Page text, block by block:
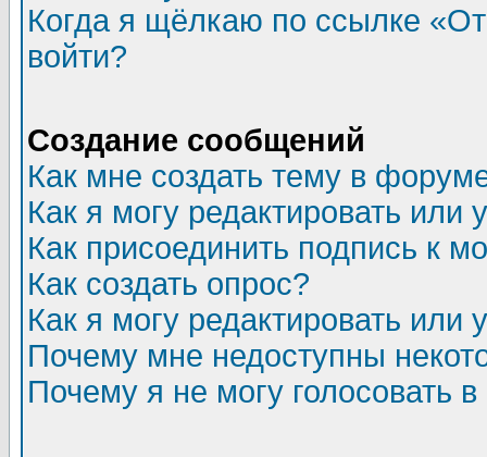
Когда я щёлкаю по ссылке
войти?
Создание сообщений
Как мне создать тему в
Как я могу редактировать или
Как присоединить подпись к
Как создать опрос?
Как я могу редактировать или
Почему мне недоступны
Почему я не могу голосовать